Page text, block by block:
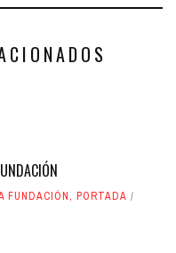
FUNDACIÓN, PORTADA